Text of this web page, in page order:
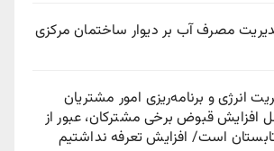
مصرف آب بر دیوار ساختمان مرکزی
انرژی و برنامه‌ریزی امور مشتریان
افزایش قبوض برخی مشترکان، عبور از
است/ افزایش تعرفه نداشتیم